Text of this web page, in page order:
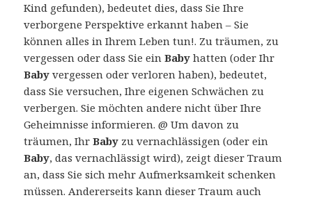
Kind gefunden), bedeutet dies, dass Sie Ihre
verborgene Perspektive erkannt haben – Sie
können alles in Ihrem Leben tun!. Zu träumen, zu
vergessen oder dass Sie einBaby hatten (oder Ihr
Baby vergessen oder verloren haben), bedeutet,
dass Sie versuchen, Ihre eigenen Schwächen zu
verbergen. Sie möchten andere nicht über Ihre
Geheimnisse informieren. @ Um davon zu
träumen, IhrBaby zu vernachlässigen (oder ein
Baby, das vernachlässigt wird), zeigt dieser Traum
an, dass Sie sich mehr Aufmerksamkeit schenken
müssen. Andererseits kann dieser Traum auch